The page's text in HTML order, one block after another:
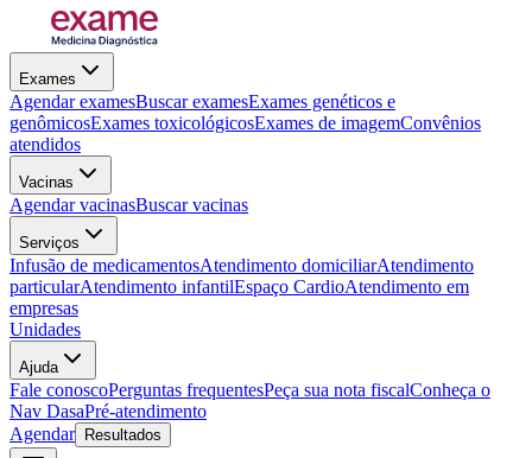
Exames
Agendar examesBuscar examesExames genéticos e
genômicosExames toxicológicosExames de imagemConvênios
atendidos
Vacinas
Agendar vacinasBuscar vacinas
Serviços
Infusão de medicamentosAtendimento domiciliarAtendimento
particularAtendimento infantilEspaço CardioAtendimento em
empresas
Unidades
Ajuda
Fale conoscoPerguntas frequentesPeça sua nota fiscalConheça o
Nav DasaPré-atendimento
Agendar
Resultados